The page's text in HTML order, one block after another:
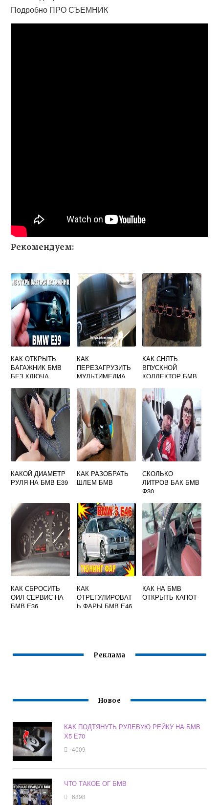
Подробно ПРО СЪЕМНИК
Рекомендуем:
КАК ОТКРЫТЬ
БАГАЖНИК БМВ
БЕЗ КЛЮЧА
КАК
ПЕРЕЗАГРУЗИТЬ
МУЛЬТИМЕДИА
КАК СНЯТЬ
ВПУСКНОЙ
КОЛЛЕКТОР БМВ
КАКОЙ ДИАМЕТР
РУЛЯ НА БМВ Е39
КАК РАЗОБРАТЬ
ШЛЕМ БМВ
СКОЛЬКО
ЛИТРОВ БАК БМВ
Ф30
КАК СБРОСИТЬ
ОИЛ СЕРВИС НА
БМВ Е36
КАК
ОТРЕГУЛИРОВАТ
Ь ФАРЫ БМВ Е46
КАК НА БМВ
ОТКРЫТЬ КАПОТ
Реклама
Новое
КАК ПОДТЯНУТЬ РУЛЕВУЮ РЕЙКУ НА БМВ
Х5 Е70
4009
ЧТО ТАКОЕ ОГ БМВ
6898